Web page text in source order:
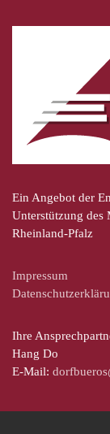
Ein Angebot der
Unterstützung des
Rheinland-Pfalz
Impressum
Ihre
Hang Do
E-Mail: